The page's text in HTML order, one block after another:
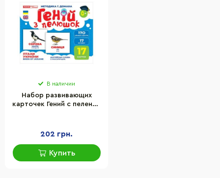
В наличии
Набор развивающих
карточек Гений с пеленок
202 грн.
Купить